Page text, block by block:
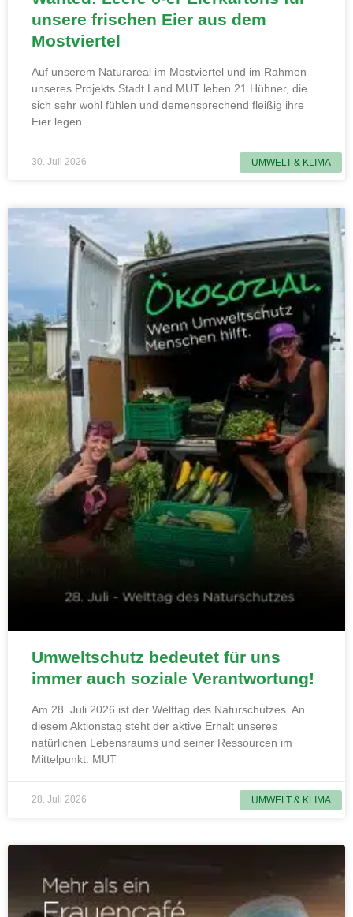
UMWELT & KLIMA
unsere frischen Eier aus dem
Mostviertel
Auf unserem Naturareal im Mostviertel und im Rahmen
unseres Projekts Stadt.Land.MUT leben 21 Hühner, die
sich sehr wohl fühlen und demensprechend fleißig ihre
Eier legen.
30. Juli 2026
UMWELT & KLIMA
Umweltschutz bedeutet für uns
immer auch soziale Verantwortung!
Am 28. Juli 2026 ist der Welttag des Naturschutzes. An
diesem Aktionstag steht der aktive Erhalt unseres
natürlichen Lebensraums und seiner Ressourcen im
Mittelpunkt. MUT
28. Juli 2026